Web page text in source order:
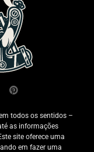
todos os sentidos –
as informações
site oferece uma
em fazer uma